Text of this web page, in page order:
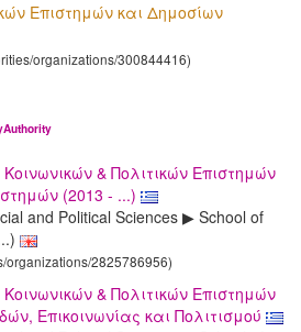
Επιστημών και Δημοσίων
organizations/300844416)
& Πολιτικών Επιστημών
(2013 - ...)
and Political Sciences ▶ School of
organizations/2825786956)
& Πολιτικών Επιστημών
Επικοινωνίας και Πολιτισμού